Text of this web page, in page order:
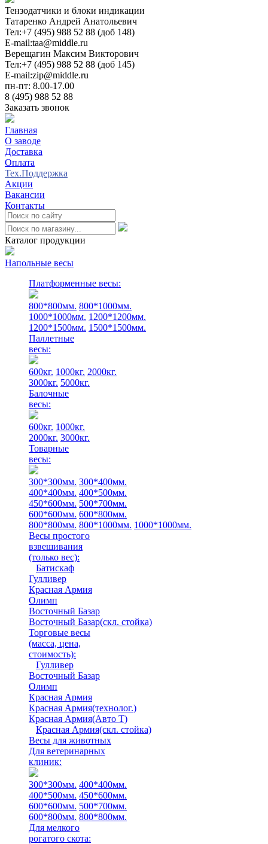
Тензодатчики и блоки индикации
Татаренко Андрей Анатольевич
Тел:+7 (495) 988 52 88 (доб 148)
E-mail:taa@middle.ru
Верещагин Максим Викторович
Тел:+7 (495) 988 52 88 (доб 145)
E-mail:zip@middle.ru
пн-пт: 8.00-17.00
8 (495) 988 52 88
Заказать звонок
Главная
О заводе
Доставка
Оплата
Тех.Поддержка
Акции
Вакансии
Контакты
Каталог продукции
Напольные весы
Платформенные весы:
800*800мм. 800*1000мм.
1000*1000мм. 1200*1200мм.
1200*1500мм. 1500*1500мм.
Паллетные
весы:
600кг. 1000кг. 2000кг.
3000кг. 5000кг.
Балочные
весы:
600кг. 1000кг.
2000кг. 3000кг.
Товарные
весы:
300*300мм. 300*400мм.
400*400мм. 400*500мм.
450*600мм. 500*700мм.
600*600мм. 600*800мм.
800*800мм. 800*1000мм. 1000*1000мм.
Весы простого
взвешивания
(только вес):
Батискаф
Гулливер
Красная Армия
Олимп
Восточный Базар
Восточный Базар(скл. стойка)
Торговые весы
(масса, цена,
стоимость):
Гулливер
Восточный Базар
Олимп
Красная Армия
Красная Армия(технолог.)
Красная Армия(Авто Т)
Красная Армия(скл. стойка)
Весы для животных
Для ветеринарных
клиник:
300*300мм. 400*400мм.
400*500мм. 450*600мм.
600*600мм. 500*700мм.
600*800мм. 800*800мм.
Для мелкого
рогатого скота:
0